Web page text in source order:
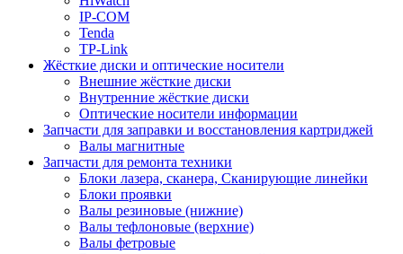
IP-COM
Tenda
TP-Link
Жёсткие диски и оптические носители
Внешние жёсткие диски
Внутренние жёсткие диски
Оптические носители информации
Запчасти для заправки и восстановления картриджей
Валы магнитные
Запчасти для ремонта техники
Блоки лазера, сканера, Сканирующие линейки
Блоки проявки
Валы резиновые (нижние)
Валы тефлоновые (верхние)
Валы фетровые